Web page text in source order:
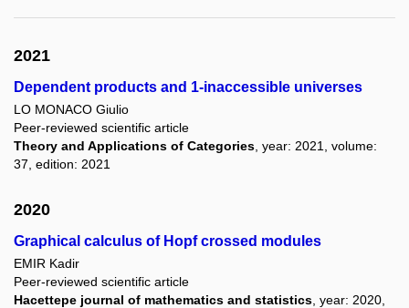
2021
Dependent products and 1-inaccessible universes
LO MONACO Giulio
Peer-reviewed scientific article
Theory and Applications of Categories , year: 2021, volume:
37, edition: 2021
2020
Graphical calculus of Hopf crossed modules
EMIR Kadir
Peer-reviewed scientific article
Hacettepe journal of mathematics and statistics , year: 2020,